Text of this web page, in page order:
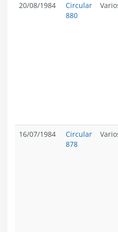
20/08/1984
Circular
880
16/07/1984
Circular
878